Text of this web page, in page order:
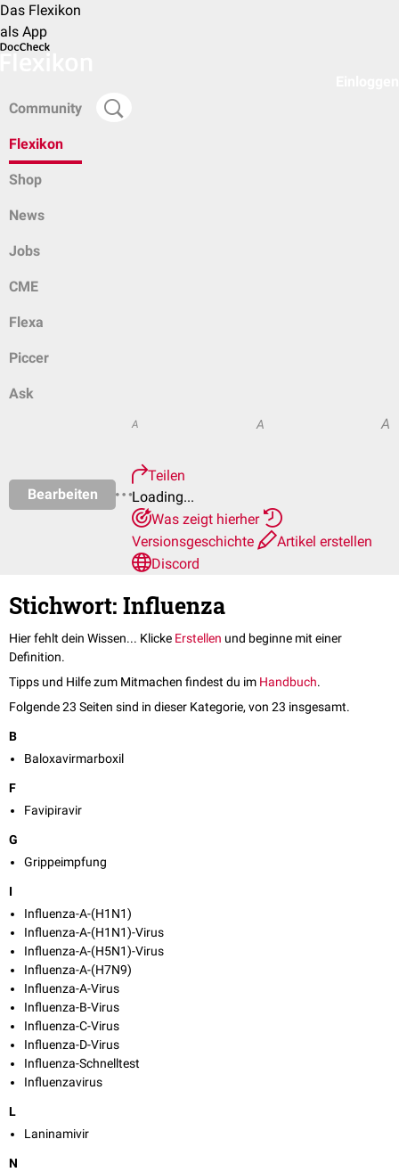
Das Flexikon
als App
Community
Flexikon
Shop
News
Jobs
CME
Flexa
Piccer
Ask
Bearbeiten
A A A
Teilen
Loading...
Was zeigt hierher
Versionsgeschichte
Artikel erstellen
Discord
Stichwort: Influenza
Hier fehlt dein Wissen... Klicke Erstellen und beginne mit einer
Definition.
Tipps und Hilfe zum Mitmachen findest du im Handbuch.
Folgende 23 Seiten sind in dieser Kategorie, von 23 insgesamt.
B
Baloxavirmarboxil
F
Favipiravir
G
Grippeimpfung
I
Influenza-A-(H1N1)
Influenza-A-(H1N1)-Virus
Influenza-A-(H5N1)-Virus
Influenza-A-(H7N9)
Influenza-A-Virus
Influenza-B-Virus
Influenza-C-Virus
Influenza-D-Virus
Influenza-Schnelltest
Influenzavirus
L
Laninamivir
N